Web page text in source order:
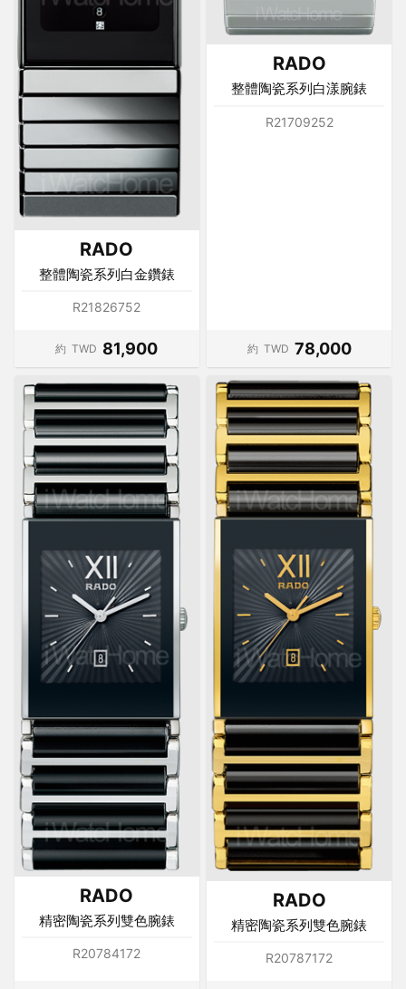
RADO
整體陶瓷系列白金鑽錶
R21826752
約 TWD 81,900
RADO
整體陶瓷系列白漾腕錶
R21709252
約 TWD 78,000
RADO
精密陶瓷系列雙色腕錶
R20784172
RADO
精密陶瓷系列雙色腕錶
R20787172